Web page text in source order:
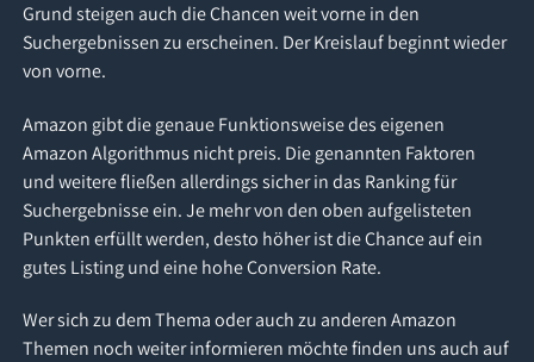
Grund steigen auch die Chancen weit vorne in den
Suchergebnissen zu erscheinen. Der Kreislauf beginnt wieder
von vorne.
Amazon gibt die genaue Funktionsweise des eigenen
Amazon Algorithmus nicht preis. Die genannten Faktoren
und weitere fließen allerdings sicher in das Ranking für
Suchergebnisse ein. Je mehr von den oben aufgelisteten
Punkten erfüllt werden, desto höher ist die Chance auf ein
gutes Listing und eine hohe Conversion Rate.
Wer sich zu dem Thema oder auch zu anderen Amazon
Themen noch weiter informieren möchte finden uns auch auf